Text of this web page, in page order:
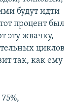
будут идти
процент был
эту жвачку,
циклов
так, как ему